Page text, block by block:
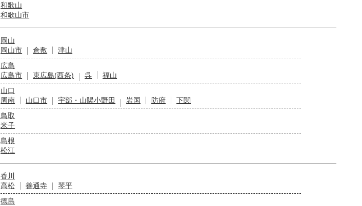
和歌山
和歌山市
岡山
岡山市
倉敷
津山
広島
広島市
東広島(西条) 呉
福山
山口
周南
山口市 宇部・山陽小野田 岩国 防府
下関
鳥取
米子
島根
松江
香川
高松
善通寺
琴平
徳島